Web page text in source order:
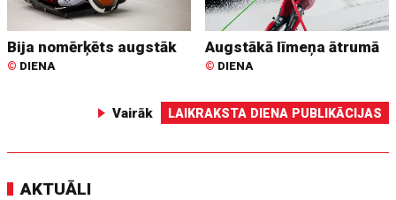
Bija nomērķēts augstāk
© DIENA
Augstākā līmeņa ātrumā
© DIENA
Vairāk LAIKRAKSTA DIENA PUBLIKĀCIJAS
AKTUĀLI